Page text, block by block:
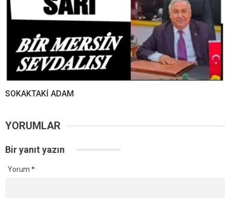
SOKAKTAKİ ADAM
YORUMLAR
Bir yanıt yazın
Yorum *